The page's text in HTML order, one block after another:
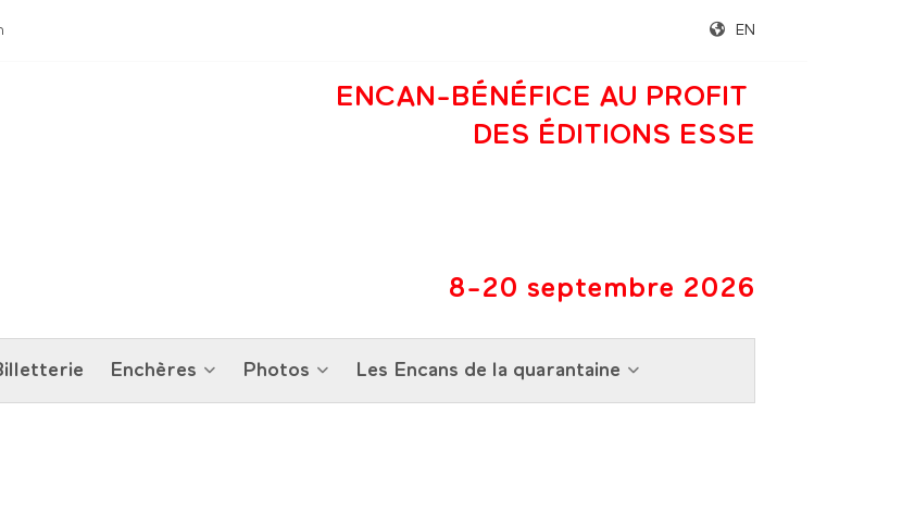
EN
ENCAN-BÉNÉFICE AU PROFIT
DES ÉDITIONS ESSE
8-20 septembre 2026
Enchères Photos Les Encans de la quarantaine